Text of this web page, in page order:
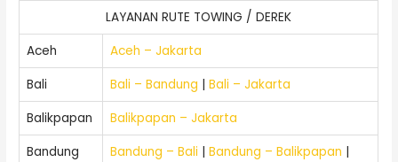
LAYANAN RUTE TOWING / DEREK
Aceh
Aceh – Jakarta
Bali
Bali – Bandung |Bali – Jakarta
Balikpapan
Balikpapan – Jakarta
Bandung
Bandung – Bali |Bandung – Balikpapan